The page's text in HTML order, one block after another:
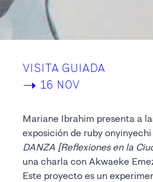
VISITA GUIADA
-> 16 NOV
Mariane Ibrahim presenta a
exposición de ruby
DANZA [Reflexiones en la
una charla con Akwaeke
Este proyecto es un